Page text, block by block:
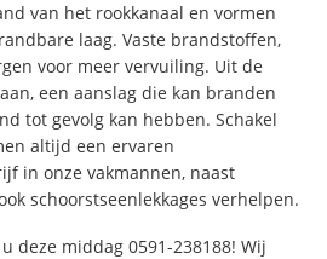
van het rookkanaal en vormen
laag. Vaste brandstoffen,
voor meer vervuiling. Uit de
een aanslag die kan branden
tot gevolg kan hebben. Schakel
altijd een ervaren
in onze vakmannen, naast
schoorstseenlekkages verhelpen.
deze middag 0591-238188! Wij